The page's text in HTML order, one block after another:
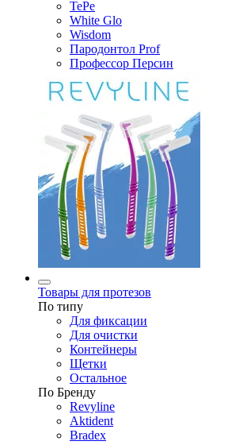
TePe
White Glo
Wisdom
Пародонтол Prof
Профессор Персин
Товары для протезов
По типу
Для фиксации
Для очистки
Контейнеры
Щетки
Остальное
По Бренду
Revyline
Aktident
Bradex